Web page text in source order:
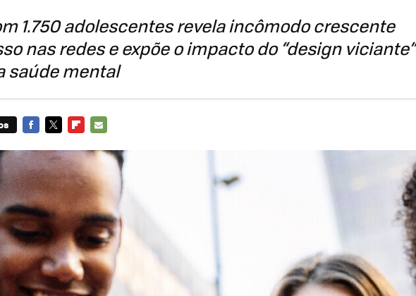
1.750 adolescentes revela incômodo crescente
nas redes e expõe o impacto do “design viciante”
saúde mental
MAIL